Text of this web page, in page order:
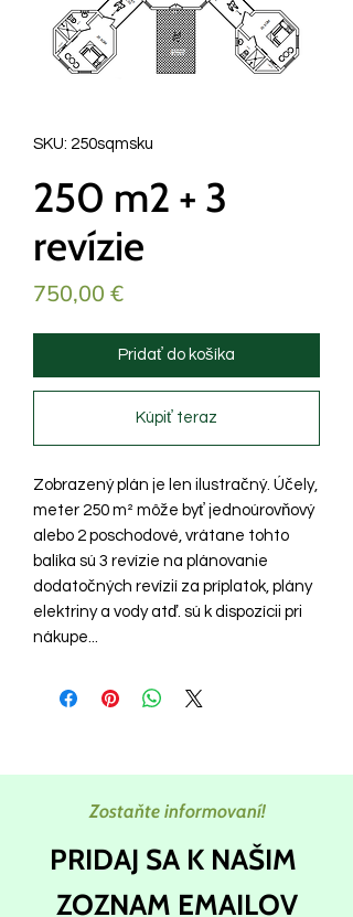
SKU: 250sqmsku
250 m2 + 3
revízie
750,00 €Price
Pridať do košíka
Kúpiť teraz
Zobrazený plán je len ilustračný. Účely,
meter 250 m² môže byť jednoúrovňový
alebo 2 poschodové, vrátane tohto
balíka sú 3 revízie na plánovanie
dodatočných revízií za príplatok, plány
elektriny a vody atď. sú k dispozícii pri
nákupe...
Zostaňte informovaní!
PRIDAJ SA K NAŠIM
ZOZNAM EMAILOV